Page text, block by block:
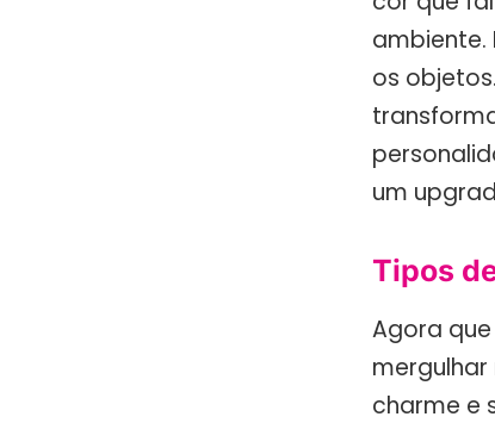
ambiente.
os
um
Tipos
Agora
charme e